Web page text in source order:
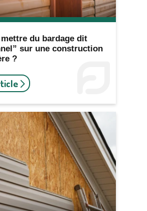
du bardage dit
sur une construction
?